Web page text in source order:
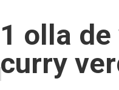
1 olla
curry